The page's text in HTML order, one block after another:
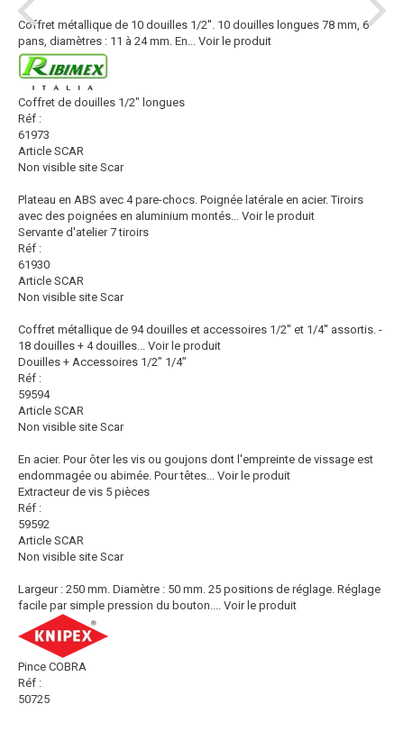
Coffret métallique de 10 douilles 1/2''. 10 douilles longues 78 mm, 6
pans, diamètres : 11 à 24 mm. En... Voir le produit
Coffret de douilles 1/2" longues
Réf :
61973
Article SCAR
Non visible site Scar
Plateau en ABS avec 4 pare-chocs. Poignée latérale en acier. Tiroirs
avec des poignées en aluminium montés... Voir le produit
Servante d'atelier 7 tiroirs
Réf :
61930
Article SCAR
Non visible site Scar
Coffret métallique de 94 douilles et accessoires 1/2'' et 1/4'' assortis. -
18 douilles + 4 douilles... Voir le produit
Douilles + Accessoires 1/2’’ 1/4’’
Réf :
59594
Article SCAR
Non visible site Scar
En acier. Pour ôter les vis ou goujons dont l'empreinte de vissage est
endommagée ou abimée. Pour têtes... Voir le produit
Extracteur de vis 5 pièces
Réf :
59592
Article SCAR
Non visible site Scar
Largeur : 250 mm. Diamètre : 50 mm. 25 positions de réglage. Réglage
facile par simple pression du bouton.... Voir le produit
Pince COBRA
Réf :
50725